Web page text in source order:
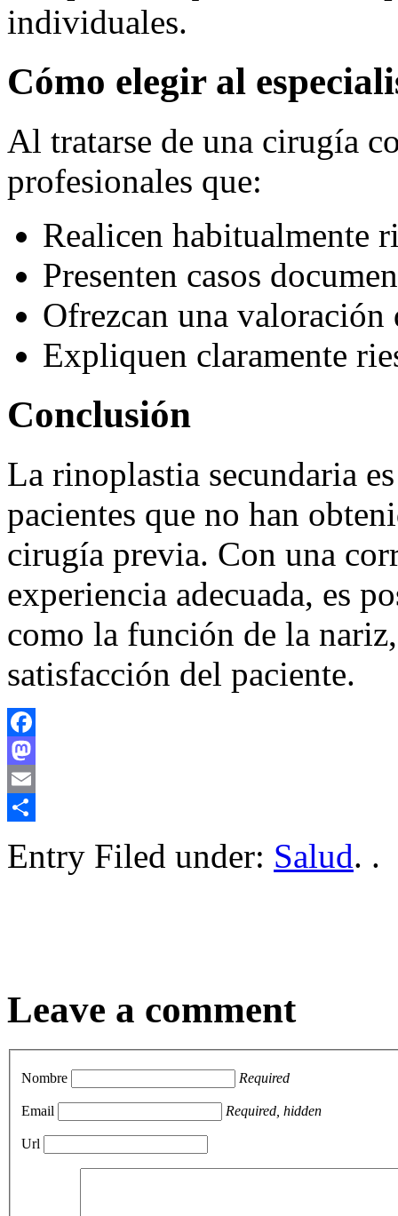
individuales.
Cómo elegir al
Al tratarse de una cirugía
profesionales que:
Realicen habitualmente
Presenten casos
Ofrezcan una valoración
Expliquen claramente
Conclusión
La rinoplastia secundaria
pacientes que no han
cirugía previa. Con una
experiencia adecuada, es
como la función de la
satisfacción del paciente.
Facebook
Mastodon
Email
Entry Filed under: Salud. .
Leave a comment
Nombre Required
Email Required, hidden
Url